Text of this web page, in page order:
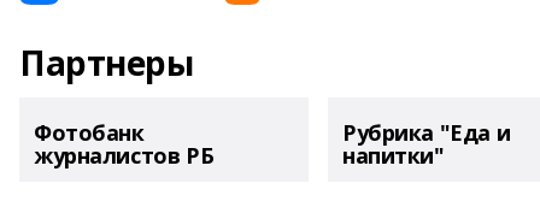
Партнеры
Фотобанк
журналистов РБ
Рубрика "Еда и
напитки"